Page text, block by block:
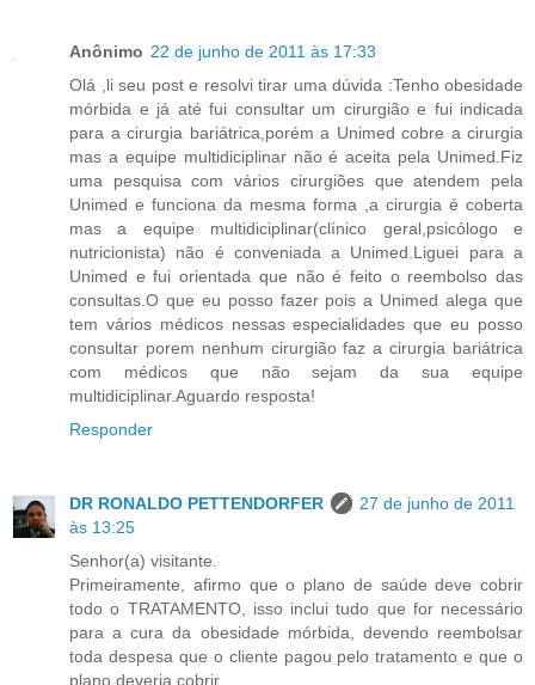
Anônimo 22 de junho de 2011 às 17:33
Olá ,li seu post e resolvi tirar uma dúvida :Tenho obesidade
mórbida e já até fui consultar um cirurgião e fui indicada
para a cirurgia bariátrica,porém a Unimed cobre a cirurgia
mas a equipe multidiciplinar não é aceita pela Unimed.Fiz
uma pesquisa com vários cirurgiões que atendem pela
Unimed e funciona da mesma forma ,a cirurgia é coberta
mas a equipe multidiciplinar(clínico geral,psicólogo e
nutricionista) não é conveniada a Unimed.Liguei para a
Unimed e fui orientada que não é feito o reembolso das
consultas.O que eu posso fazer pois a Unimed alega que
tem vários médicos nessas especialidades que eu posso
consultar porem nenhum cirurgião faz a cirurgia bariátrica
com médicos que não sejam da sua equipe
multidiciplinar.Aguardo resposta!
Responder
DR RONALDO PETTENDORFER
27 de junho de 2011
às 13:25
Senhor(a) visitante.
Primeiramente, afirmo que o plano de saúde deve cobrir
todo o TRATAMENTO, isso inclui tudo que for necessário
para a cura da obesidade mórbida, devendo reembolsar
toda despesa que o cliente pagou pelo tratamento e que o
plano deveria cobrir.